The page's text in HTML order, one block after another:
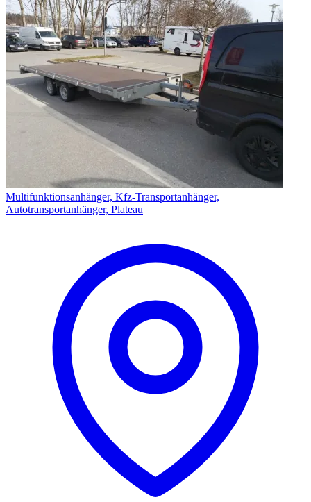
Multifunktionsanhänger, Kfz-Transportanhänger,
Autotransportanhänger, Plateau